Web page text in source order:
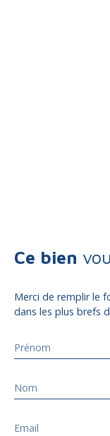
Ce bien
Merci de remplir le
dans les plus brefs
Prénom
Nom
Email